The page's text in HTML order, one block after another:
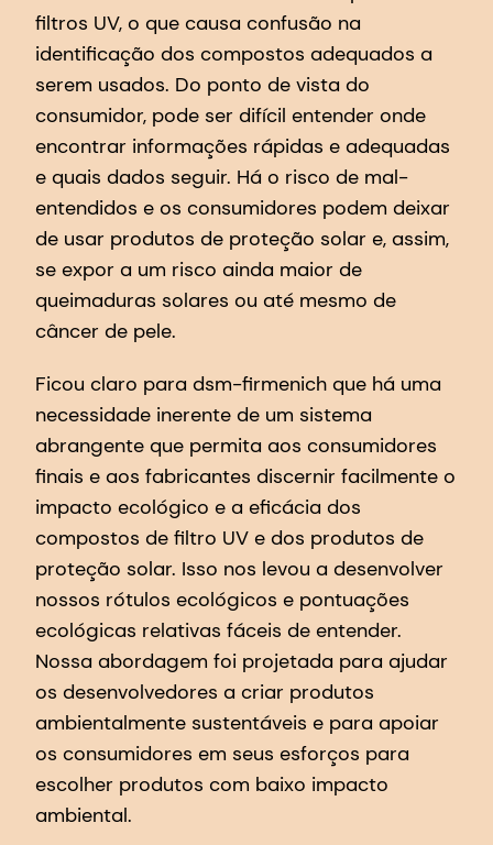
filtros UV, o que causa confusão na
identificação dos compostos adequados a
serem usados. Do ponto de vista do
consumidor, pode ser difícil entender onde
encontrar informações rápidas e adequadas
e quais dados seguir. Há o risco de mal-
entendidos e os consumidores podem deixar
de usar produtos de proteção solar e, assim,
se expor a um risco ainda maior de
queimaduras solares ou até mesmo de
câncer de pele.
Ficou claro para dsm-firmenich que há uma
necessidade inerente de um sistema
abrangente que permita aos consumidores
finais e aos fabricantes discernir facilmente o
impacto ecológico e a eficácia dos
compostos de filtro UV e dos produtos de
proteção solar. Isso nos levou a desenvolver
nossos rótulos ecológicos e pontuações
ecológicas relativas fáceis de entender.
Nossa abordagem foi projetada para ajudar
os desenvolvedores a criar produtos
ambientalmente sustentáveis e para apoiar
os consumidores em seus esforços para
escolher produtos com baixo impacto
ambiental.